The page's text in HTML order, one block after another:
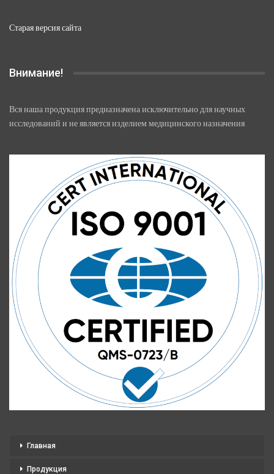
Старая версия сайта
Внимание!
Вся наша продукция предназначена исключительно для научных
исследований и не является изделием медицинского назначения
Главная
Продукция